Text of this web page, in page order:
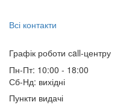
Всі контакти
Графік роботи сall-центру
Пн-Пт: 10:00 - 18:00
Сб-Нд: вихідні
Пункти видачі